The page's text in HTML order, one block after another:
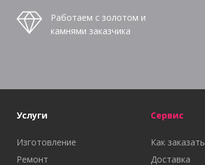
Работаем с золотом и
камнями заказчика
Услуги
Изготовление
Ремонт
Сервис
Как заказать
Доставка